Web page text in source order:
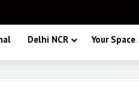
Delhi NCR Your Space